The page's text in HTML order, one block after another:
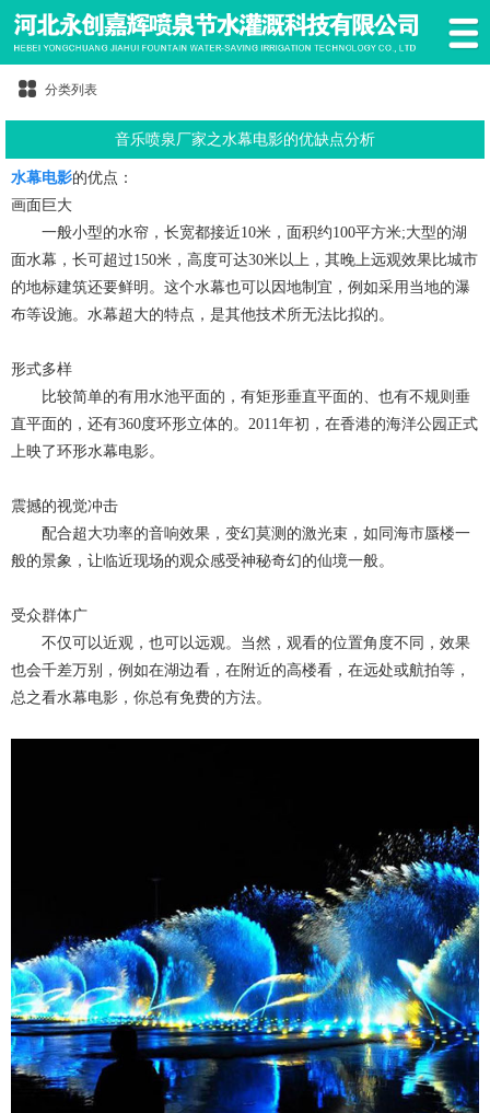
分类列表
音乐喷泉厂家之水幕电影的优缺点分析
水幕电影的优点：
画面巨大
一般小型的水帘，长宽都接近10米，面积约100平方米;大型的湖
面水幕，长可超过150米，高度可达30米以上，其晚上远观效果比城市
的地标建筑还要鲜明。这个水幕也可以因地制宜，例如采用当地的瀑
布等设施。水幕超大的特点，是其他技术所无法比拟的。
形式多样
比较简单的有用水池平面的，有矩形垂直平面的、也有不规则垂
直平面的，还有360度环形立体的。2011年初，在香港的海洋公园正式
上映了环形水幕电影。
震撼的视觉冲击
配合超大功率的音响效果，变幻莫测的激光束，如同海市蜃楼一
般的景象，让临近现场的观众感受神秘奇幻的仙境一般。
受众群体广
不仅可以近观，也可以远观。当然，观看的位置角度不同，效果
也会千差万别，例如在湖边看，在附近的高楼看，在远处或航拍等，
总之看水幕电影，你总有免费的方法。